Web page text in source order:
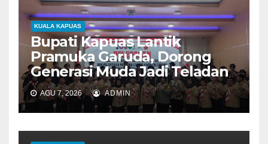
s
KUALA KAPUAS
Bupati Kapuas Lantik
Pramuka Garuda, Dorong
Generasi Muda Jadi Teladan
AGU 7, 2026 ADMIN